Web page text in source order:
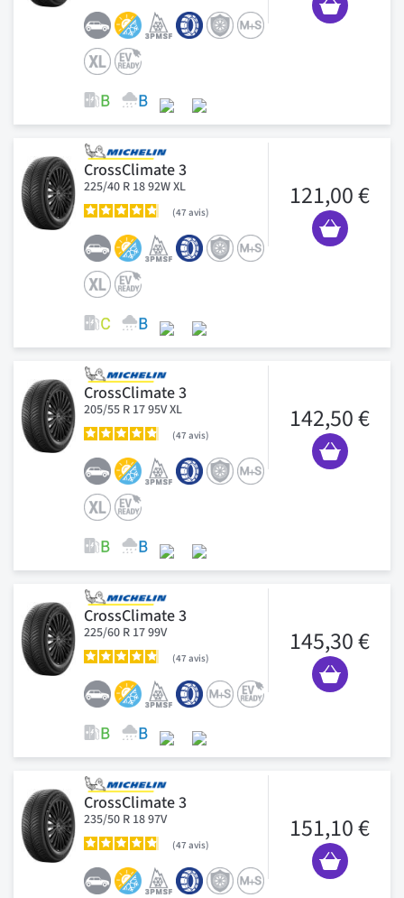
CrossClimate 3
225/40 R 18 92W XL
47 avis
121,00 €
CrossClimate 3
205/55 R 17 95V XL
47 avis
142,50 €
CrossClimate 3
225/60 R 17 99V
47 avis
145,30 €
CrossClimate 3
235/50 R 18 97V
47 avis
151,10 €